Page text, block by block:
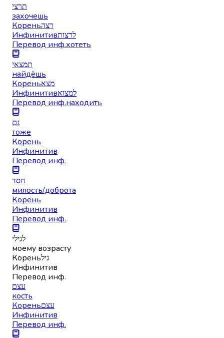
תרצי
захочешь
Кореньרצה
Инфинитивלרצות
Перевод инф.хотеть
תמצאי
найдёшь
Кореньמצא
Инфинитивלמצוא
Перевод инф.находить
גם
тоже
Корень
Инфинитив
Перевод инф.
חסד
милость/доброта
Корень
Инфинитив
Перевод инф.
לגילי
моему возрасту
Кореньגיל
Инфинитив
Перевод инф.
עצם
кость
Кореньעצם
Инфинитив
Перевод инф.